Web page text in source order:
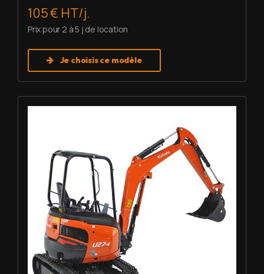
105 € HT/j.
Prix pour 2 à 5 j de location
Je choisis ce modèle
Louer Mini pelle 2,7 T - Kubota U27-4